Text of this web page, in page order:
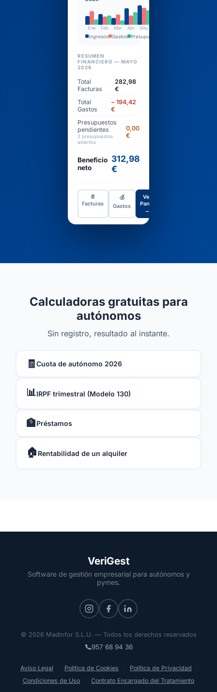
Ene Feb Mar Abr May
Ingresos Gastos Presupuestos
RESUMEN
FINANCIERO — MAYO
2026
Total
Facturas
282,98
€
Total
Gastos
− 194,42
€
Presupuestos
pendientes
2 presupuestos
abiertos
0,00
€
Beneficio
neto
312,98
€
📄
Facturas
💰
Gastos
Ver
Panel
→
Calculadoras gratuitas para
autónomos
Sin registro, resultado al instante.
🧾Cuota de autónomo 2026
📊IRPF trimestral (Modelo 130)
🏦Préstamos
🏠 Rentabilidad de un alquiler
VeriGest
Software de gestión empresarial para autónomos y
pymes.
© 2026 Madinfor S.L.U. — Todos los derechos reservados
957 68 94 36
Aviso Legal · Política de Cookies · Política de Privacidad ·
Condiciones de Uso · Contrato Encargado del Tratamiento